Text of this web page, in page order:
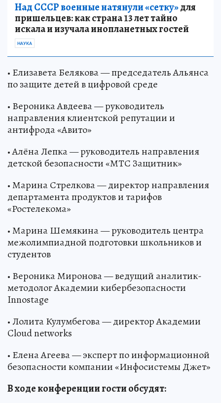
Над СССР военные натянули «сетку»для
пришельцев: как страна 13 лет тайно
искала и изучала инопланетных гостей
НАУКА
• Елизавета Белякова — председатель Альянса
по защите детей в цифровой среде
• Вероника Авдеева — руководитель
направления клиентской репутации и
антифрода «Авито»
• Алёна Лепка — руководитель направления
детской безопасности «МТС Защитник»
• Марина Стрелкова — директор направления
департамента продуктов и тарифов
«Ростелекома»
• Марина Шемякина — руководитель центра
межолимпиадной подготовки школьников и
студентов
• Вероника Миронова — ведущий аналитик-
методолог Академии кибербезопасности
Innostage
• Лолита Кулумбегова — директор Академии
Cloud networks
• Елена Агеева — эксперт по информационной
безопасности компании «Инфосистемы Джет»
В ходе конференции гости обсудят: